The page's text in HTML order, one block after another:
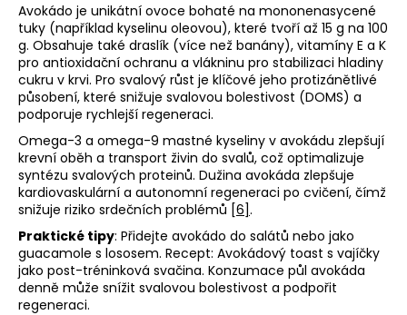
Avokádo je unikátní ovoce bohaté na mononenasycené
tuky (například kyselinu oleovou), které tvoří až 15 g na 100
g. Obsahuje také draslík (více než banány), vitamíny E a K
pro antioxidační ochranu a vlákninu pro stabilizaci hladiny
cukru v krvi. Pro svalový růst je klíčové jeho protizánětlivé
působení, které snižuje svalovou bolestivost (DOMS) a
podporuje rychlejší regeneraci.
Omega-3 a omega-9 mastné kyseliny v avokádu zlepšují
krevní oběh a transport živin do svalů, což optimalizuje
syntézu svalových proteinů. Dužina avokáda zlepšuje
kardiovaskulární a autonomní regeneraci po cvičení, čímž
snižuje riziko srdečních problémů [6].
Praktické tipy: Přidejte avokádo do salátů nebo jako
guacamole s lososem. Recept: Avokádový toast s vajíčky
jako post-tréninková svačina. Konzumace půl avokáda
denně může snížit svalovou bolestivost a podpořit
regeneraci.